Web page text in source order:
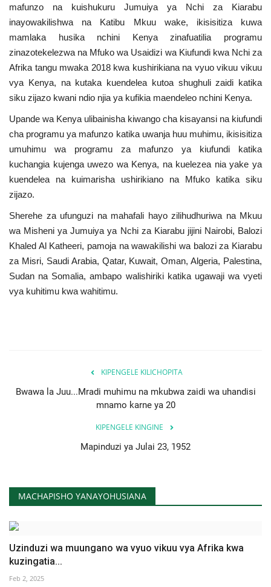
French Arabic
mafunzo na kuishukuru Jumuiya ya Nchi za Kiarabu
inayowakilishwa na Katibu Mkuu wake, ikisisitiza kuwa
mamlaka husika nchini Kenya zinafuatilia programu
zinazotekelezwa na Mfuko wa Usaidizi wa Kiufundi kwa Nchi za
Afrika tangu mwaka 2018 kwa kushirikiana na vyuo vikuu vikuu
vya Kenya, na kutaka kuendelea kutoa shughuli zaidi katika
siku zijazo kwani ndio njia ya kufikia maendeleo nchini Kenya.
Upande wa Kenya ulibainisha kiwango cha kisayansi na kiufundi
cha programu ya mafunzo katika uwanja huu muhimu, ikisisitiza
umuhimu wa programu za mafunzo ya kiufundi katika
kuchangia kujenga uwezo wa Kenya, na kuelezea nia yake ya
kuendelea na kuimarisha ushirikiano na Mfuko katika siku
zijazo.
Sherehe za ufunguzi na mahafali hayo zilihudhuriwa na Mkuu
wa Misheni ya Jumuiya ya Nchi za Kiarabu jijini Nairobi, Balozi
Khaled Al Katheeri, pamoja na wawakilishi wa balozi za Kiarabu
za Misri, Saudi Arabia, Qatar, Kuwait, Oman, Algeria, Palestina,
Sudan na Somalia, ambapo walishiriki katika ugawaji wa vyeti
vya kuhitimu kwa wahitimu.
KIPENGELE KILICHOPITA
Bwawa la Juu...Mradi muhimu na mkubwa zaidi wa uhandisi
mnamo karne ya 20
KIPENGELE KINGINE
Mapinduzi ya Julai 23, 1952
MACHAPISHO YANAYOHUSIANA
Uzinduzi wa muungano wa vyuo vikuu vya Afrika kwa
kuzingatia...
Feb 2, 2025